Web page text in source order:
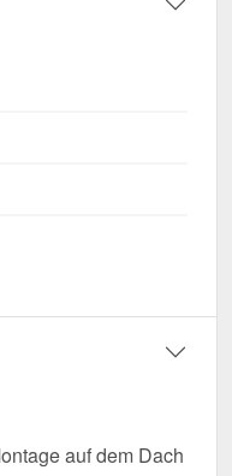
auf dem Dach